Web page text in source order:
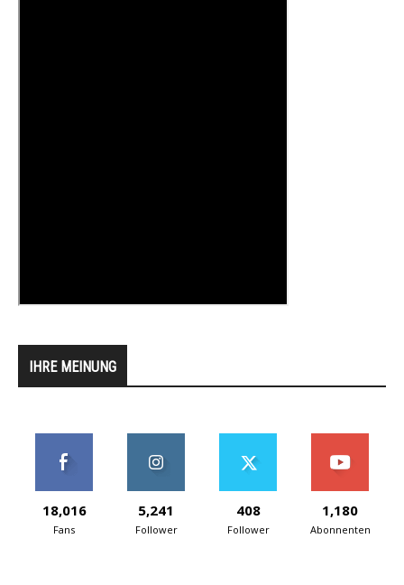
IHRE MEINUNG
18,016
Fans
5,241
Follower
408
Follower
1,180
Abonnenten